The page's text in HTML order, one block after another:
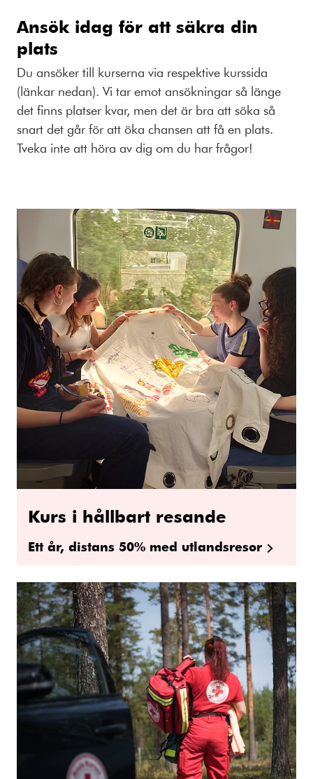
Ansök idag för att säkra din
plats
Du ansöker till kurserna via respektive kurssida
(länkar nedan). Vi tar emot ansökningar så länge
det finns platser kvar, men det är bra att söka så
snart det går för att öka chansen att få en plats.
Tveka inte att höra av dig om du har frågor!
Kurs i hållbart resande
Ett år, distans 50% med utlandsresor